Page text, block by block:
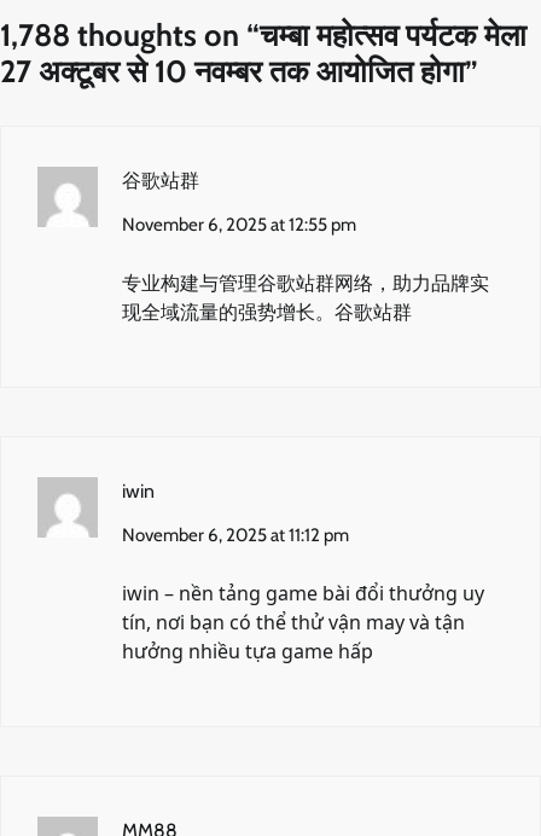
1,788 thoughts on “चम्बा महोत्सव पर्यटक मेला
27 अक्टूबर से 10 नवम्बर तक आयोजित होगा”
谷歌站群
November 6, 2025 at 12:55 pm
专业构建与管理谷歌站群网络，助力品牌实
现全域流量的强势增长。 谷歌站群
iwin
November 6, 2025 at 11:12 pm
iwin – nền tảng game bài đổi thưởng uy
tín, nơi bạn có thể thử vận may và tận
hưởng nhiều tựa game hấp
MM88